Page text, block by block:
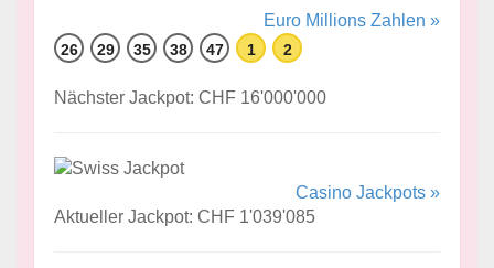
Euro Millions Zahlen »
26 29 35 38 47 1 2
Nächster Jackpot: CHF 16'000'000
Casino Jackpots »
Aktueller Jackpot: CHF 1'039'085